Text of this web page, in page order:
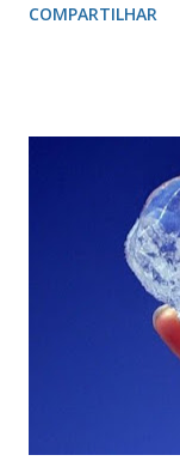
valor, a galhardia,
Paulo. O brasão
um pendão
ostentando a
fixado em uma
escudo há uma
ameias, com uma
frutificados, na
(não sou
COMPARTILHAR